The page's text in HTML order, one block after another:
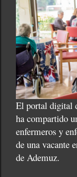
El portal digital
ha compartido
enfermeros y
de una vacante
de Ademuz.